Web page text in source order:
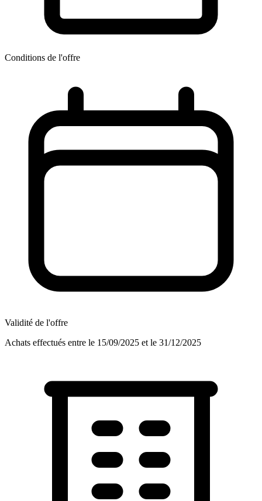
Conditions de l'offre
Validité de l'offre
Achats effectués entre le 15/09/2025 et le 31/12/2025